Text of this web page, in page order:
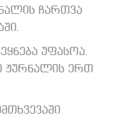
ჩართვა
უფასოა.
ჟურნალის ერთ